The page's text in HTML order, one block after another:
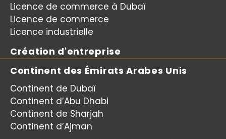
Licence de commerce à Dubaï
Licence de commerce
Licence industrielle
Création d'entreprise
Continent des Émirats Arabes Unis
Continent de Dubaï
Continent d’Abu Dhabi
Continent de Sharjah
Continent d’Ajman